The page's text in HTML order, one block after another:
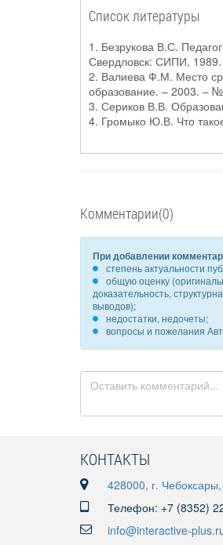
Список литературы
1. Безрукова В.С.
Свердловск: СИПИ, 1989.
2. Валиева Ф.М. Место
образование. – 2003. –
3. Сериков В.В.
4. Громыко Ю.В. Что
Комментарии(0)
При добавлении
степень актуальности
общую оценку
доказательность,
выводов);
недостатки, недочеты;
вопросы и пожелания
КОНТАКТЫ
428000, г.
Телефон: +7 (8352)
info@interactive-